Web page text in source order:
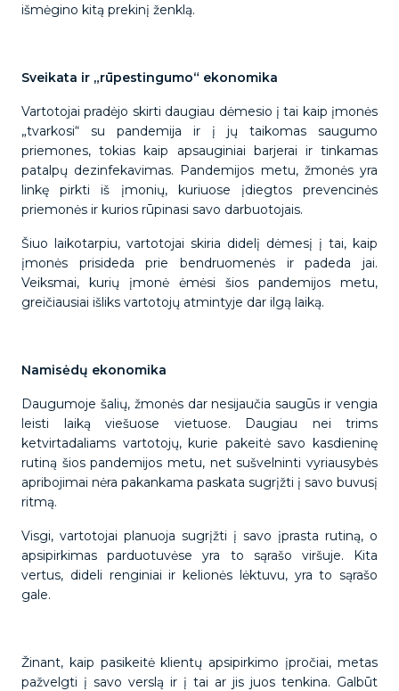
išmėgino kitą prekinį ženklą.
Sveikata ir „rūpestingumo“ ekonomika
Vartotojai pradėjo skirti daugiau dėmesio į tai kaip įmonės
„tvarkosi“ su pandemija ir į jų taikomas saugumo
priemones, tokias kaip apsauginiai barjerai ir tinkamas
patalpų dezinfekavimas. Pandemijos metu, žmonės yra
linkę pirkti iš įmonių, kuriuose įdiegtos prevencinės
priemonės ir kurios rūpinasi savo darbuotojais.
Šiuo laikotarpiu, vartotojai skiria didelį dėmesį į tai, kaip
įmonės prisideda prie bendruomenės ir padeda jai.
Veiksmai, kurių įmonė ėmėsi šios pandemijos metu,
greičiausiai išliks vartotojų atmintyje dar ilgą laiką.
Namisėdų ekonomika
Daugumoje šalių, žmonės dar nesijaučia saugūs ir vengia
leisti laiką viešuose vietuose. Daugiau nei trims
ketvirtadaliams vartotojų, kurie pakeitė savo kasdieninę
rutiną šios pandemijos metu, net sušvelninti vyriausybės
apribojimai nėra pakankama paskata sugrįžti į savo buvusį
ritmą.
Visgi, vartotojai planuoja sugrįžti į savo įprasta rutiną, o
apsipirkimas parduotuvėse yra to sąrašo viršuje. Kita
vertus, dideli renginiai ir kelionės lėktuvu, yra to sąrašo
gale.
Žinant, kaip pasikeitė klientų apsipirkimo įpročiai, metas
pažvelgti į savo verslą ir į tai ar jis juos tenkina. Galbūt